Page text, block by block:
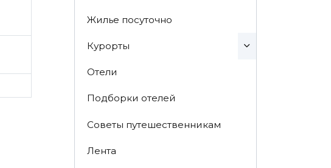
Жилье посуточно
Курорты
Отели
Подборки отелей
Советы путешественникам
Лента